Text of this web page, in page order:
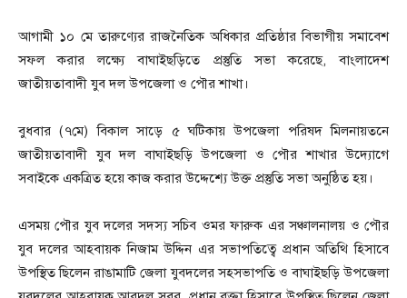
আগামী ১০ মে তারুণ্যের রাজনৈতিক অধিকার প্রতিষ্ঠার বিভাগীয় সমাবেশ
সফল করার লক্ষ্যে বাঘাইছড়িতে প্রস্তুতি সভা করেছে, বাংলাদেশ
জাতীয়তাবাদী যুব দল উপজেলা ও পৌর শাখা।
বুধবার (৭মে) বিকাল সাড়ে ৫ ঘটিকায় উপজেলা পরিষদ মিলনায়তনে
জাতীয়তাবাদী যুব দল বাঘাইছড়ি উপজেলা ও পৌর শাখার উদ্যােগে
সবাইকে একত্রিত হয়ে কাজ করার উদ্দেশ্যে উক্ত প্রস্তুতি সভা অনুষ্ঠিত হয়।
এসময় পৌর যুব দলের সদস্য সচিব ওমর ফারুক এর সঞ্চালনালয় ও পৌর
যুব দলের আহবায়ক নিজাম উদ্দিন এর সভাপতিত্বে প্রধান অতিথি হিসাবে
উপস্থিত ছিলেন রাঙামাটি জেলা যুবদলের সহসভাপতি ও বাঘাইছড়ি উপজেলা